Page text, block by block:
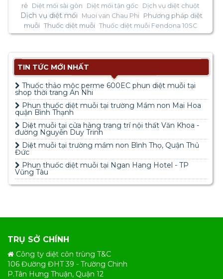
rẻ Diệt mối sài gòn Diệt mối tận gốc Dịch vụ diệt chuột
Dịch vụ diệt mối Muoi van Chau Phi
Phương pháp diệt
muỗi Thuốc diệt muỗi Thuốc diệt muỗi Fendona 10SC
TIN TỨC MỚI NHẤT
Thuốc thảo mộc perme 600EC phun diệt muỗi tại
shop thời trang An Nhi
Phun thuốc diệt muỗi tại trường Mầm non Mai Hoa
quận Bình Thạnh
Diệt muỗi tại cửa hàng trang trí nội thất Văn Khoa -
đường Nguyễn Duy Trinh
Diệt muỗi tại trường mầm non Bình Thọ, Quận Thủ
Đức
Phun thuốc diệt muỗi tại Ngan Hang Hotel - TP
Vũng Tàu
TRỤ SỞ CHÍNH
Công ty diệt côn trùng T&C
106 Đường ĐHT 39 - Trường Chinh
P.Tân Hưng Thuận, Quận 12